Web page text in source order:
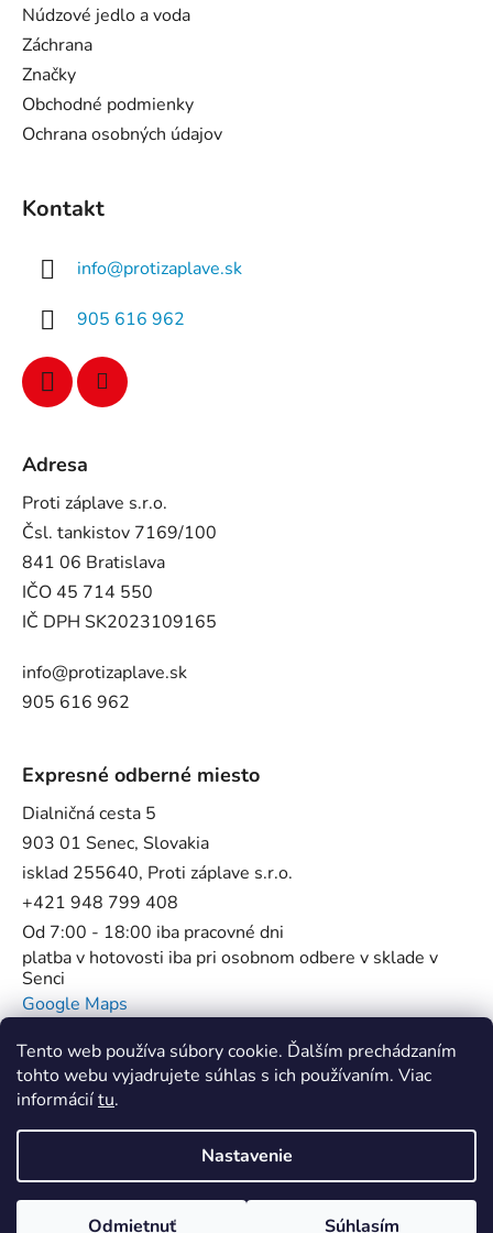
Tento web používa súbory cookie. Ďalším prechádzaním
tohto webu vyjadrujete súhlas s ich používaním. Viac
informáciítu.
Nastavenie
Odmietnuť Súhlasím
Núdzové jedlo a voda
Záchrana
Značky
Obchodné podmienky
Ochrana osobných údajov
Kontakt
info@protizaplave.sk
905 616 962
Adresa
Proti záplave s.r.o.
Čsl. tankistov 7169/100
841 06 Bratislava
IČO 45 714 550
IČ DPH SK2023109165
info@protizaplave.sk
905 616 962
Expresné odberné miesto
Dialničná cesta 5
903 01 Senec, Slovakia
isklad 255640, Proti záplave s.r.o.
+421 948 799 408
Od 7:00 - 18:00 iba pracovné dni
platba v hotovosti iba pri osobnom odbere v sklade v
Senci
Google Maps
Flowstop - Proti povodňové bariéry //
SUP Star Pump - Špecialista na pumpy
Vytvoril Shoptet